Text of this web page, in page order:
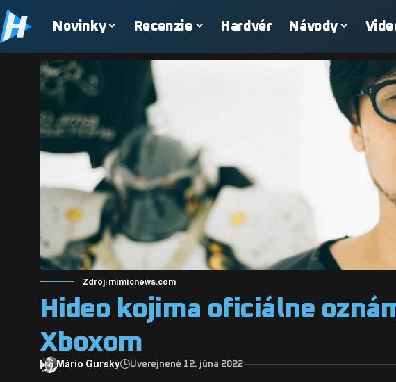
Novinky Recenzie Hardvér Návody
Zdroj: mimicnews.com
Hideo kojima oficiálne
Xboxom
Mário Gurský Uverejnené 12. júna 2022